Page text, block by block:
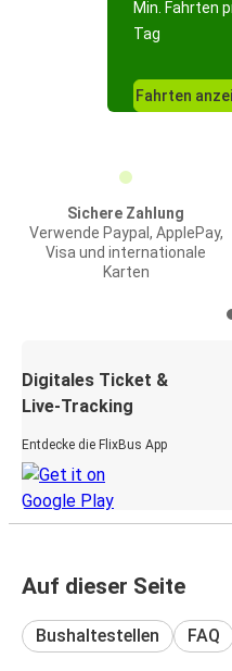
Min. Fahrten
Tag
Fahrten
Sichere Zahlung
Verwende Paypal, ApplePay,
Visa und internationale
Karten
Digitales Ticket &
Live-Tracking
Entdecke die FlixBus App
Auf dieser Seite
Bushaltestellen FAQ